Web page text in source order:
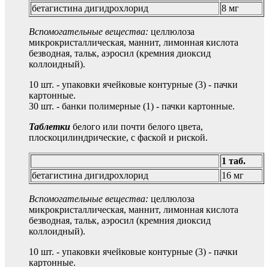
бетагистина дигидрохлорид
8 мг
Вспомогательные вещества: целлюлоза
микрокристаллическая, маннит, лимонная кислота
безводная, тальк, аэросил (кремния диоксид
коллоидный).
10 шт. - упаковки ячейковые контурные (3) - пачки
картонные.
30 шт. - банки полимерные (1) - пачки картонные.
Таблетки белого или почти белого цвета,
плоскоцилиндрические, с фаской и риской.
1 таб.
бетагистина дигидрохлорид
16 мг
Вспомогательные вещества: целлюлоза
микрокристаллическая, маннит, лимонная кислота
безводная, тальк, аэросил (кремния диоксид
коллоидный).
10 шт. - упаковки ячейковые контурные (3) - пачки
картонные.